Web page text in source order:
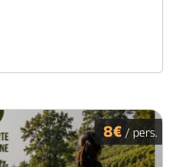
8€/ pers.